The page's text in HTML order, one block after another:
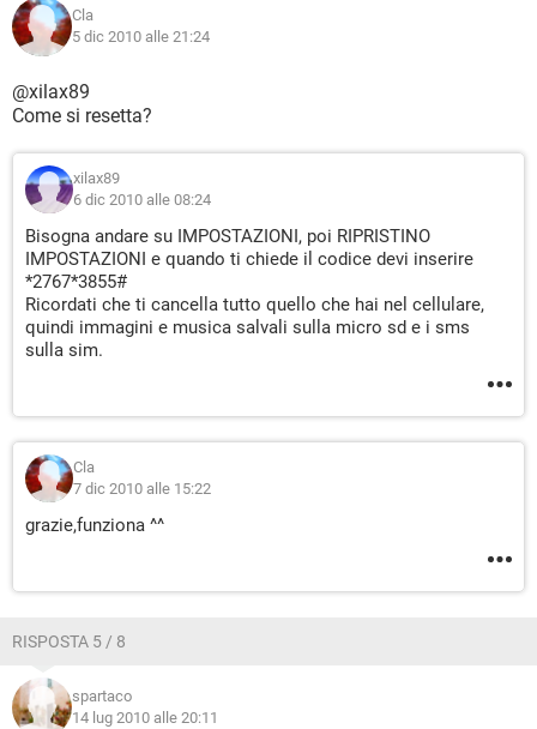
Cla
5 dic 2010 alle 21:24
@xilax89
Come si resetta?
xilax89
6 dic 2010 alle 08:24
Bisogna andare su IMPOSTAZIONI, poi RIPRISTINO
IMPOSTAZIONI e quando ti chiede il codice devi inserire
*2767*3855#
Ricordati che ti cancella tutto quello che hai nel cellulare,
quindi immagini e musica salvali sulla micro sd e i sms
sulla sim.
Cla
7 dic 2010 alle 15:22
grazie,funziona ^^
RISPOSTA 5 / 8
spartaco
14 lug 2010 alle 20:11